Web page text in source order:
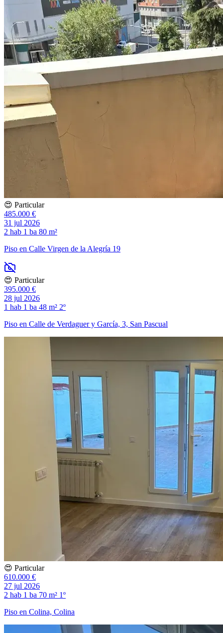
😍 Particular
485.000 €
31 jul 2026
2 hab 1 ba 80 m²
Piso en Calle Virgen de la Alegría 19
😍 Particular
395.000 €
28 jul 2026
1 hab 1 ba 48 m² 2º
Piso en Calle de Verdaguer y García, 3, San Pascual
😍 Particular
610.000 €
27 jul 2026
2 hab 1 ba 70 m² 1º
Piso en Colina, Colina